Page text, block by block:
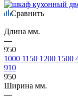
Сравнить
Длина мм.
—
950
1000 1150 1200 1500
910
950
Ширина мм.
—